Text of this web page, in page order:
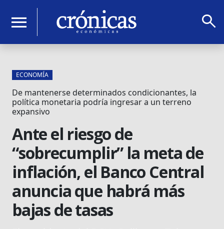
menu search
ECONOMÍA
De mantenerse determinados condicionantes, la
política monetaria podría ingresar a un terreno
expansivo
Ante el riesgo de
“sobrecumplir” la meta de
inflación, el Banco Central
anuncia que habrá más
bajas de tasas